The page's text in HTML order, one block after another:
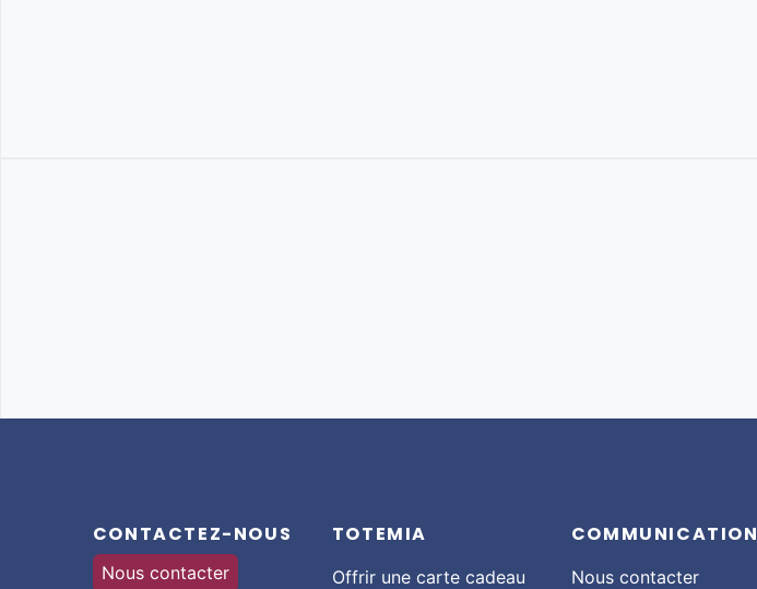
CONTACTEZ-NOUS
Nous contacter
TOTEMIA
Offrir une carte cadeau
COMMUNICATION
Nous contacter